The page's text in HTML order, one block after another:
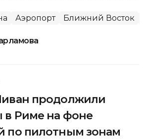
Аэропорт Ближний Восток
продолжили
в Риме на фоне
по пилотным зонам